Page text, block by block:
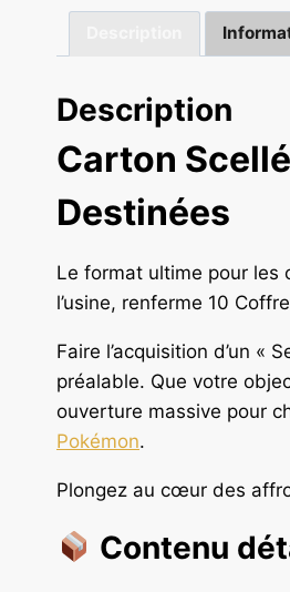
Description
Carton
Destinées
Le format ultime pour les
l’usine, renferme 10
Faire l’acquisition d’un
préalable. Que votre
ouverture massive pour
Pokémon.
Plongez au cœur des
Contenu